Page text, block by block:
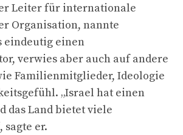
Leiter für internationale
Organisation, nannte
eindeutig einen
verwies aber auch auf andere
Familienmitglieder, Ideologie
„Israel hat einen
das Land bietet viele
sagte er.